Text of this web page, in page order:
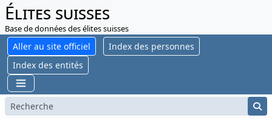
Élites suisses
Base de données des élites suisses
Aller au site officiel
Index des personnes
Index des entités